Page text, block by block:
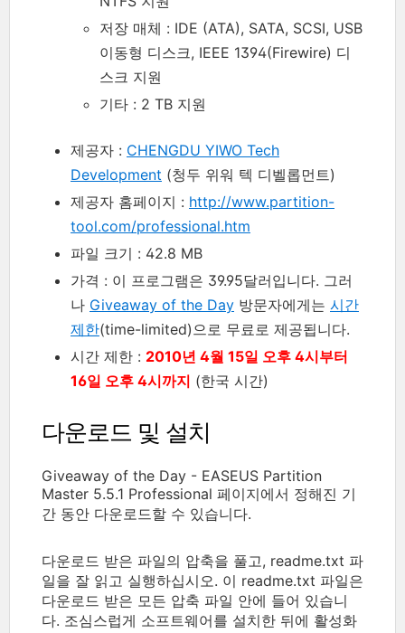
저장 매체 : IDE (ATA), SATA, SCSI, USB
이동형 디스크, IEEE 1394(Firewire) 디
스크 지원
기타 : 2 TB 지원
제공자 : CHENGDU YIWO Tech
Development (청두 위워 텍 디벨롭먼트)
제공자 홈페이지 : http://www.partition-
tool.com/professional.htm
파일 크기 : 42.8 MB
가격 : 이 프로그램은 39.95달러입니다. 그러
나 Giveaway of the Day 방문자에게는 시간
제한(time-limited)으로 무료로 제공됩니다.
시간 제한 : 2010년 4월 15일 오후 4시부터
16일 오후 4시까지 (한국 시간)
다운로드 및 설치
Giveaway of the Day - EASEUS Partition
Master 5.5.1 Professional 페이지에서 정해진 기
간 동안 다운로드할 수 있습니다.
다운로드 받은 파일의 압축을 풀고, readme.txt 파
일을 잘 읽고 실행하십시오. 이 readme.txt 파일은
다운로드 받은 모든 압축 파일 안에 들어 있습니
다. 조심스럽게 소프트웨어를 설치한 뒤에 활성화